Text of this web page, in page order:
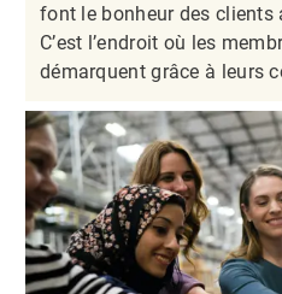
font le bonheur des clients
C’est l’endroit où les
démarquent grâce à leurs